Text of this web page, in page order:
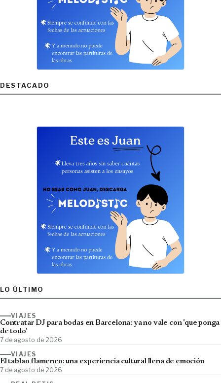
DESTACADO
LO ÚLTIMO
VIAJES
Contratar DJ para bodas en Barcelona: ya no vale con 'que ponga
de todo'
7 de agosto de 2026
VIAJES
El tablao flamenco: una experiencia cultural llena de emoción
7 de agosto de 2026